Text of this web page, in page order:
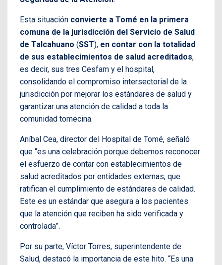
Esta situación convierte a Tomé en la primera
comuna de la jurisdicción del Servicio de Salud
de Talcahuano (SST), en contar con la totalidad
de sus establecimientos de salud acreditados,
es decir, sus tres Cesfam y el hospital,
consolidando el compromiso intersectorial de la
jurisdicción por mejorar los estándares de salud y
garantizar una atención de calidad a toda la
comunidad tomecina.
Aníbal Cea, director del Hospital de Tomé, señaló
que “es una celebración porque debemos reconocer
el esfuerzo de contar con establecimientos de
salud acreditados por entidades externas, que
ratifican el cumplimiento de estándares de calidad.
Este es un estándar que asegura a los pacientes
que la atención que reciben ha sido verificada y
controlada”.
Por su parte, Víctor Torres, superintendente de
Salud, destacó la importancia de este hito. “Es una